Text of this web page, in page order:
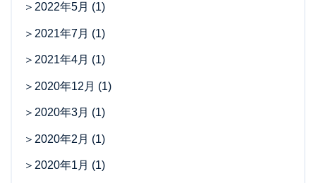
2022年5月 (1)
2021年7月 (1)
2021年4月 (1)
2020年12月 (1)
2020年3月 (1)
2020年2月 (1)
2020年1月 (1)